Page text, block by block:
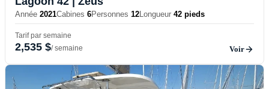
Année 2021Cabines 6Personnes 12Longueur 42 pieds
Tarif par semaine
2,535 $/ semaine Voir